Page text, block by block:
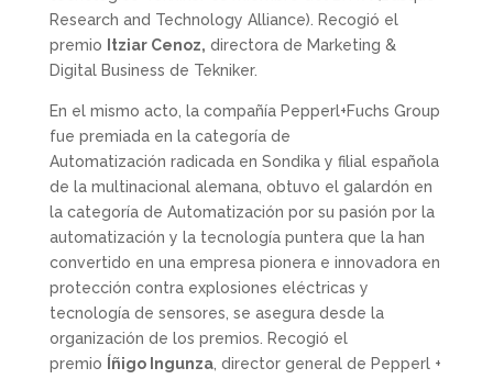
Research and Technology Alliance). Recogió el
premio
Itziar Cenoz, directora de Marketing &
Digital Business de Tekniker.
En el mismo acto, la compañía Pepperl+Fuchs Group
fue premiada en la categoría de
Automatización radicada en Sondika y filial española
de la multinacional alemana, obtuvo el galardón en
la categoría de Automatización por su pasión por la
automatización y la tecnología puntera que la han
convertido en una empresa pionera e innovadora en
protección contra explosiones eléctricas y
tecnología de sensores, se asegura desde la
organización de los premios. Recogió el
premio
Íñigo Ingunza, director general de Pepperl +